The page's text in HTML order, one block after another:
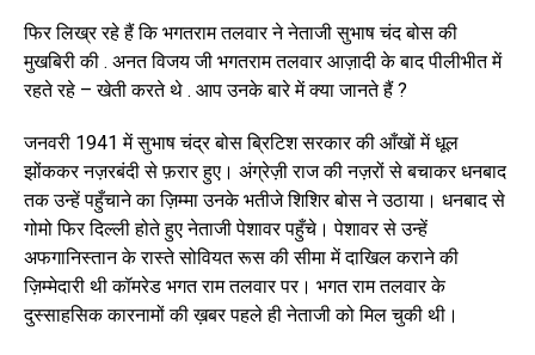
फिर लिख्र रहे हैं कि भगतराम तलवार ने नेताजी सुभाष चंद बोस की
मुखबिरी की . अनत विजय जी भगतराम तलवार आज़ादी के बाद पीलीभीत में
रहते रहे – खेती करते थे . आप उनके बारे में क्या जानते हैं ?
जनवरी 1941 में सुभाष चंद्र बोस ब्रिटिश सरकार की आँखों में धूल
झोंककर नज़रबंदी से फ़रार हुए। अंग्रेज़ी राज की नज़रों से बचाकर धनबाद
तक उन्हें पहुँचाने का ज़िम्मा उनके भतीजे शिशिर बोस ने उठाया। धनबाद से
गोमो फिर दिल्ली होते हुए नेताजी पेशावर पहुँचे। पेशावर से उन्हें
अफगानिस्तान के रास्ते सोवियत रूस की सीमा में दाखिल कराने की
ज़िम्मेदारी थी कॉमरेड भगत राम तलवार पर। भगत राम तलवार के
दुस्साहसिक कारनामों की ख़बर पहले ही नेताजी को मिल चुकी थी।